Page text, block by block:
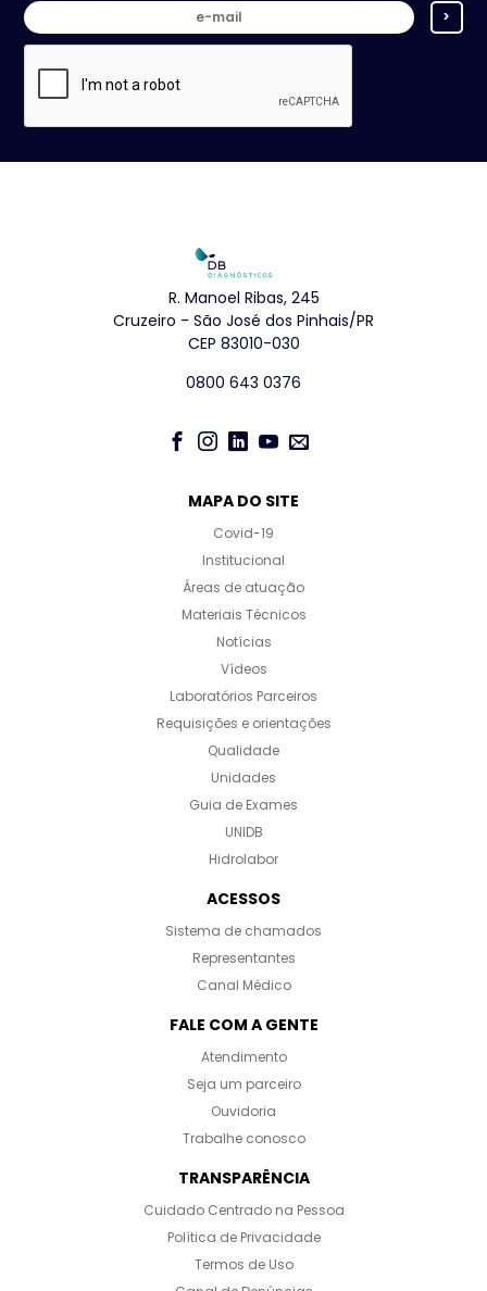
>
R. Manoel Ribas, 245
Cruzeiro - São José dos Pinhais/PR
CEP 83010-030
0800 643 0376
MAPA DO SITE
Covid-19
Institucional
Áreas de atuação
Materiais Técnicos
Notícias
Vídeos
Laboratórios Parceiros
Requisições e orientações
Qualidade
Unidades
Guia de Exames
UNIDB
Hidrolabor
ACESSOS
Sistema de chamados
Representantes
Canal Médico
FALE COM A GENTE
Atendimento
Seja um parceiro
Ouvidoria
Trabalhe conosco
TRANSPARÊNCIA
Cuidado Centrado na Pessoa
Política de Privacidade
Termos de Uso